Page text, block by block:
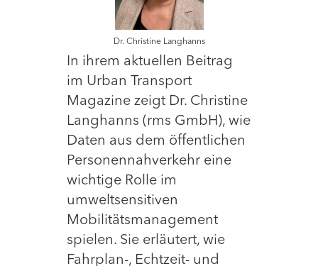
Dr. Christine Langhanns
In ihrem aktuellen Beitrag
im Urban Transport
Magazine zeigt Dr. Christine
Langhanns (rms GmbH), wie
Daten aus dem öffentlichen
Personennahverkehr eine
wichtige Rolle im
umweltsensitiven
Mobilitätsmanagement
spielen. Sie erläutert, wie
Fahrplan-, Echtzeit- und